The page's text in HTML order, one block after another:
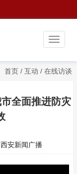
首页 / 互动 / 在线访谈
全面推进防灾
安新闻广播